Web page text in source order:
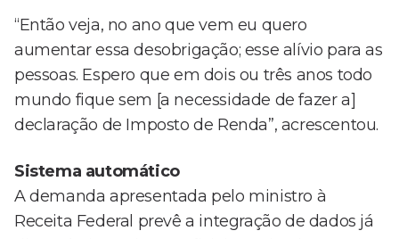
“Então veja, no ano que vem eu quero
aumentar essa desobrigação; esse alívio para as
pessoas. Espero que em dois ou três anos todo
mundo fique sem [a necessidade de fazer a]
declaração de Imposto de Renda”, acrescentou.
Sistema automático
A demanda apresentada pelo ministro à
Receita Federal prevê a integração de dados já